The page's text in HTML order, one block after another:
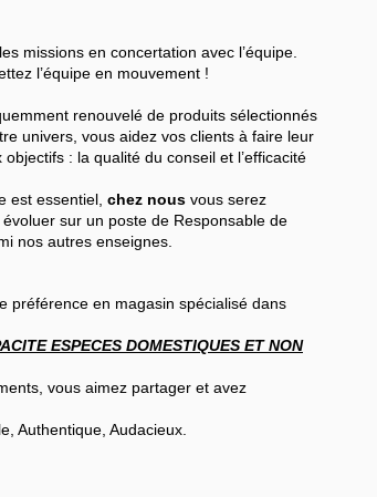
missions en concertation avec l’équipe.
l’équipe en mouvement !
renouvelé de produits sélectionnés
univers, vous aidez vos clients à faire leur
: la qualité du conseil et l’efficacité
est essentiel, chez nous vous serez
sur un poste de Responsable de
nos autres enseignes.
préférence en magasin spécialisé dans
ESPECES DOMESTIQUES ET NON
vous aimez partager et avez
Authentique, Audacieux.